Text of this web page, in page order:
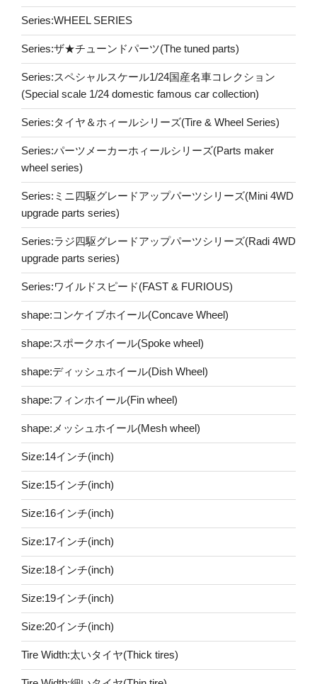
Series:WHEEL SERIES
Series:ザ★チューンドパーツ(The tuned parts)
Series:スペシャルスケール1/24国産名車コレクション
(Special scale 1/24 domestic famous car collection)
Series:タイヤ＆ホィールシリーズ(Tire & Wheel Series)
Series:パーツメーカーホィールシリーズ(Parts maker
wheel series)
Series:ミニ四駆グレードアップパーツシリーズ(Mini 4WD
upgrade parts series)
Series:ラジ四駆グレードアップパーツシリーズ(Radi 4WD
upgrade parts series)
Series:ワイルドスピード(FAST & FURIOUS)
shape:コンケイブホイール(Concave Wheel)
shape:スポークホイール(Spoke wheel)
shape:ディッシュホイール(Dish Wheel)
shape:フィンホイール(Fin wheel)
shape:メッシュホイール(Mesh wheel)
Size:14インチ(inch)
Size:15インチ(inch)
Size:16インチ(inch)
Size:17インチ(inch)
Size:18インチ(inch)
Size:19インチ(inch)
Size:20インチ(inch)
Tire Width:太いタイヤ(Thick tires)